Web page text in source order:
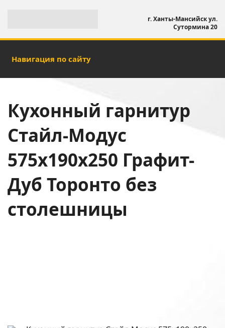
г. Ханты-Мансийск ул.
Сутормина 20
Навигация по сайту
Кухонный гарнитур
Стайл-Модус
575х190х250 Графит-
Дуб Торонто без
столешницы